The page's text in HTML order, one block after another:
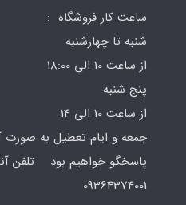
ساعت کار فروشگاه :
شنبه تا چهارشنبه
از ساعت 10 الی 18:00
پنج شنبه
از ساعت 10 الی 14
جمعه و ایام تعطیل به صورت
پاسخگو خواهیم بود تلفن